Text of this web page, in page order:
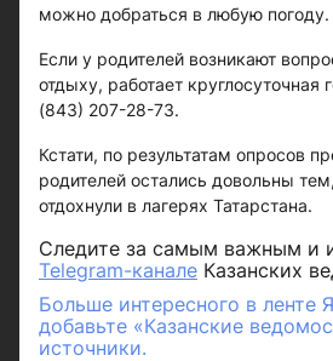
можно добраться в любую погоду.
Если у родителей возникают
отдыху, работает круглосуточная
(843) 207-28-73.
Кстати, по результатам опросов
родителей остались довольны
отдохнули в лагерях Татарстана.
Следите за самым важным и
Telegram-канале Казанских
Больше интересного в ленте
добавьте «Казанские
источники.